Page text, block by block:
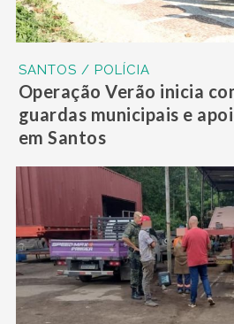
SANTOS / POLÍCIA
Operação Verão inicia
guardas municipais e
em Santos